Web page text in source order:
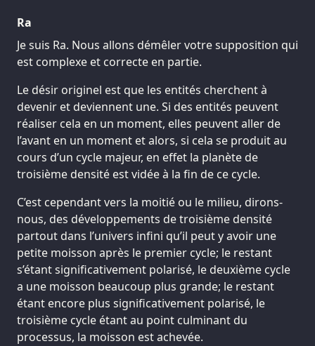
Ra
Je suis Ra. Nous allons démêler votre supposition qui
est complexe et correcte en partie.
Le désir originel est que les entités cherchent à
devenir et deviennent une. Si des entités peuvent
réaliser cela en un moment, elles peuvent aller de
l’avant en un moment et alors, si cela se produit au
cours d’un cycle majeur, en effet la planète de
troisième densité est vidée à la fin de ce cycle.
C’est cependant vers la moitié ou le milieu, dirons-
nous, des développements de troisième densité
partout dans l’univers infini qu’il peut y avoir une
petite moisson après le premier cycle; le restant
s’étant significativement polarisé, le deuxième cycle
a une moisson beaucoup plus grande; le restant
étant encore plus significativement polarisé, le
troisième cycle étant au point culminant du
processus, la moisson est achevée.